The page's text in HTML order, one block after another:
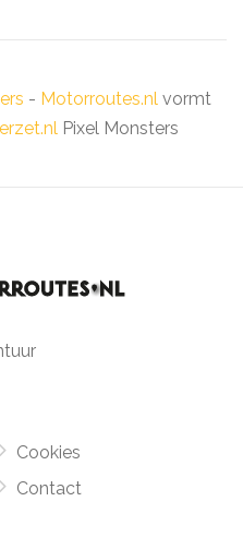
- Motorroutes.nlvormt
Pixel Monsters
Cookies
Contact